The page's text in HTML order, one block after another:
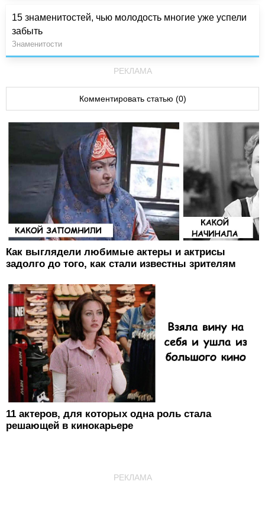
15 знаменитостей, чью молодость многие уже успели
забыть
Знаменитости
РЕКЛАМА
Комментировать статью (0)
Как выглядели любимые актеры и актрисы
задолго до того, как стали известны зрителям
11 актеров, для которых одна роль стала
решающей в кинокарьере
РЕКЛАМА